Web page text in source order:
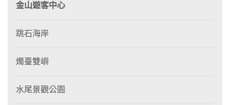
金山遊客中心
跳石海岸
燭臺雙嶼
水尾景觀公園